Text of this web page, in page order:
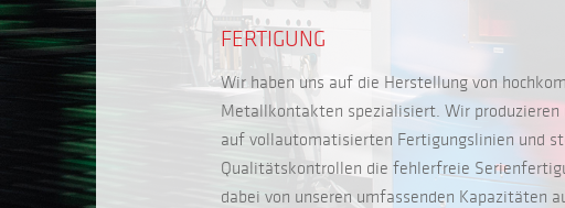
FERTIGUNG
Wir haben uns auf die Herstellung von
Metallkontakten spezialisiert. Wir
auf vollautomatisierten Fertigungslinien und
Qualitätskontrollen die fehlerfreie
dabei von unseren umfassenden Kapazitäten